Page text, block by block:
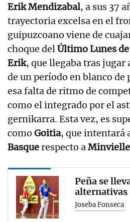
Erik Mendizabal, a sus 37
trayectoria excelsa en el
guipuzcoano viene de
choque delÚltimo Lunes
Erik, que llegaba tras jugar
de un período en blanco
esa falta de ritmo de
como el integrado por el
gernikarra. Esta vez, es
como Goitia, que intentará
Basquerespecto aMinvielle
Peña se
alternativas
Joseba Fonseca